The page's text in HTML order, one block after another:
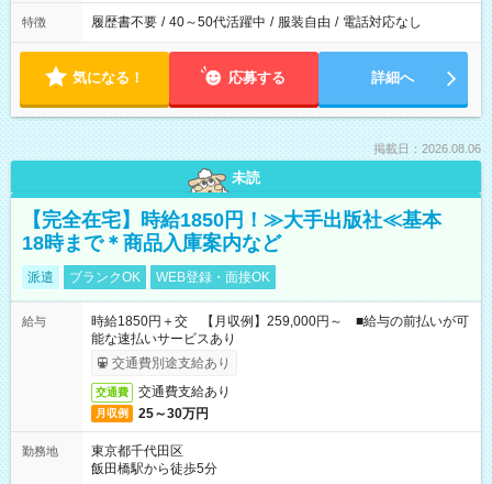
特徴 履歴書不要 / 40～50代活躍中 / 服装自由 / 電話対応なし
気になる！ 応募する 詳細へ
掲載日：2026.08.06
未読
【完全在宅】時給1850円！≫大手出版社≪基本
18時まで＊商品入庫案内など
派遣 ブランクOK WEB登録・面接OK
給与
時給1850円＋交 【月収例】259,000円～ ■給与の前払いが可
能な速払いサービスあり
交通費別途支給あり
交通費 交通費支給あり
月収例 25～30万円
勤務地
東京都千代田区
飯田橋駅から徒歩5分